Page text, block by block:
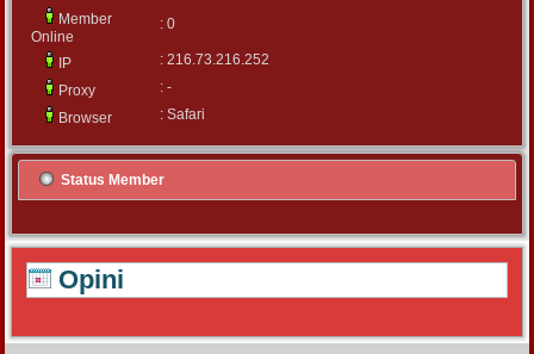
Member
Online
: 0
IP
: 216.73.216.252
Proxy
: -
Browser
: Safari
Status Member
Opini